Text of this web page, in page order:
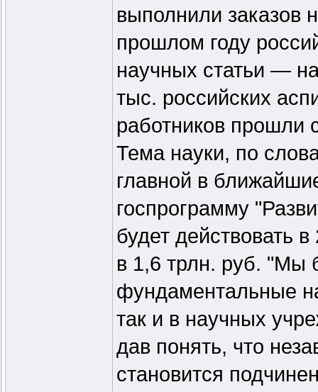
выполнили заказов
прошлом году
научных статьи —
тыс. российских
работников прошли
Тема науки, по
главной в
госпрограмму
будет действовать
в 1,6 трлн. руб. "Мы
фундаментальные
так и в научных
дав понять, что
становится